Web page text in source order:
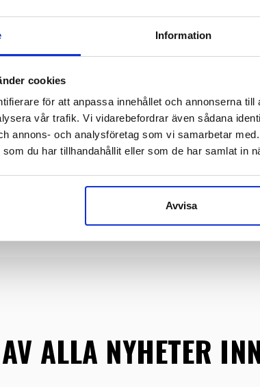
Information
cookies
för att anpassa innehållet och annonserna
vår trafik. Vi vidarebefordrar även sådana
annons- och analysföretag som vi samarbetar
du har tillhandahållit eller som de har samlat in
Avvisa
F604
FLOR HARLEKIN
Logga in för att se pris
C300/P Savannah
CRIN 15 CM –
ALLA NYHETER